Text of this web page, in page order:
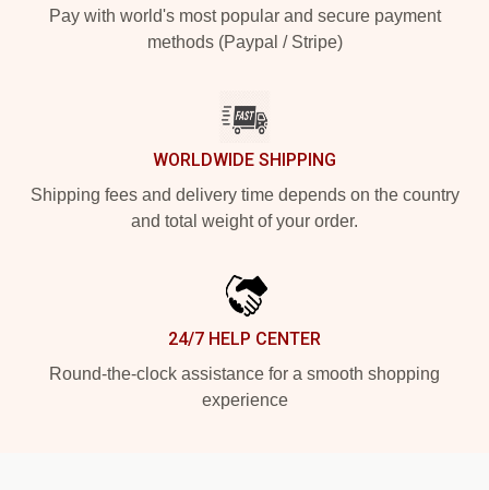
Pay with world's most popular and secure payment
methods (Paypal / Stripe)
WORLDWIDE SHIPPING
Shipping fees and delivery time depends on the country
and total weight of your order.
24/7 HELP CENTER
Round-the-clock assistance for a smooth shopping
experience